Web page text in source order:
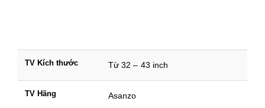
TV Kích thước Từ 32 – 43 inch
TV Hãng Asanzo